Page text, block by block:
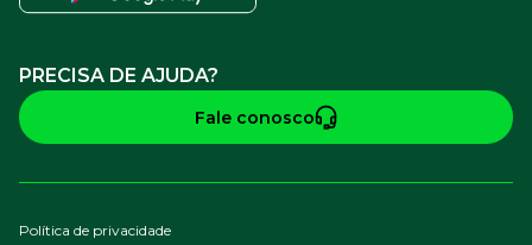
PRECISA DE AJUDA?
Fale conosco
Política de privacidade